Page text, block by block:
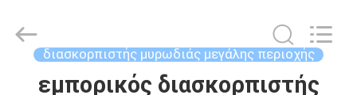
ΣΠΊΤΙ
διασκορπιστής μυρωδιάς μεγάλης περιοχής
εμπορικός διασκορπιστής